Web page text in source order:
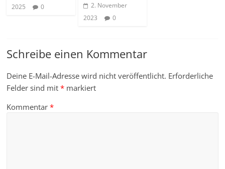
2025
0
2. November
2023
0
Schreibe einen Kommentar
Deine E-Mail-Adresse wird nicht veröffentlicht. Erforderliche
Felder sind mit* markiert
Kommentar*